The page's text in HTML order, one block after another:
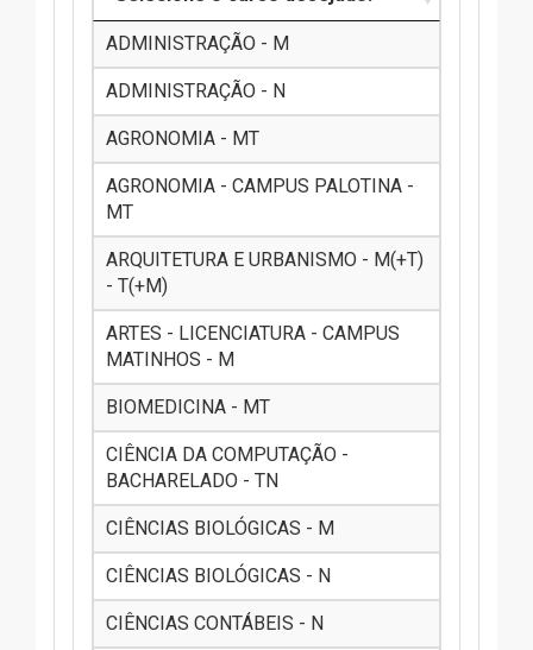
ADMINISTRAÇÃO - M
ADMINISTRAÇÃO - N
AGRONOMIA - MT
AGRONOMIA - CAMPUS PALOTINA -
MT
ARQUITETURA E URBANISMO - M(+T)
- T(+M)
ARTES - LICENCIATURA - CAMPUS
MATINHOS - M
BIOMEDICINA - MT
CIÊNCIA DA COMPUTAÇÃO -
BACHARELADO - TN
CIÊNCIAS BIOLÓGICAS - M
CIÊNCIAS BIOLÓGICAS - N
CIÊNCIAS CONTÁBEIS - N